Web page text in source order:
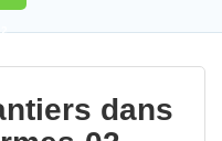
dans